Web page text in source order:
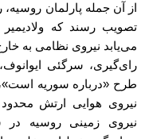
از آن جمله پارلمان روسیه،
تصویب رسند که
می‌یابد نیروی نظامی به
رای‌گیری، سرگئی
طرح «درباره سوریه است»
نیروی هوایی ارتش
نیروی زمینی روسیه در